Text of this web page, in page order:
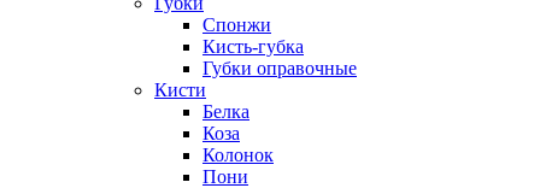
Спонжи
Кисть-губка
Губки оправочные
Кисти
Белка
Коза
Колонок
Пони